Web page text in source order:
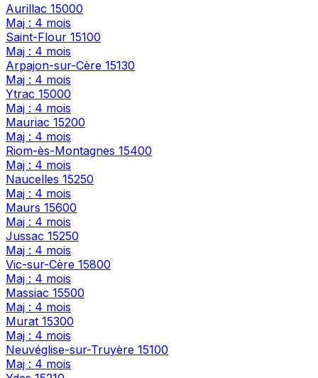
Aurillac 15000
Maj : 4 mois
Saint-Flour 15100
Maj : 4 mois
Arpajon-sur-Cère 15130
Maj : 4 mois
Ytrac 15000
Maj : 4 mois
Mauriac 15200
Maj : 4 mois
Riom-ès-Montagnes 15400
Maj : 4 mois
Naucelles 15250
Maj : 4 mois
Maurs 15600
Maj : 4 mois
Jussac 15250
Maj : 4 mois
Vic-sur-Cère 15800
Maj : 4 mois
Massiac 15500
Maj : 4 mois
Murat 15300
Maj : 4 mois
Neuvéglise-sur-Truyère 15100
Maj : 4 mois